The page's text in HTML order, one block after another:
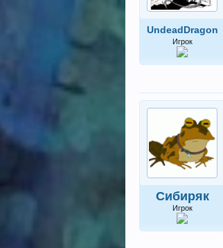
UndeadDragon
Игрок
Сибиряк
Игрок